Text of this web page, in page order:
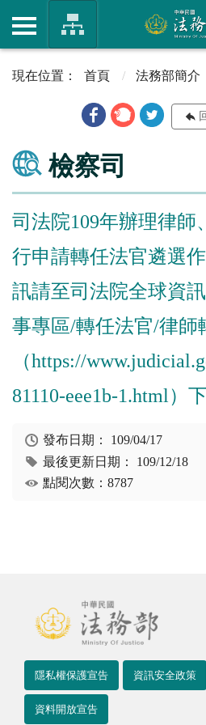
首頁 法務部簡介
檢察司
司法院109年辦理律師
行申請轉任法官遴選
訊請至司法院全球資
事專區/轉任法官/律師
（https://
81110-eee1b-1.html）
發布日期： 109/04/17
最後更新日期： 109/12/18
點閱次數：8787
隱私權保護宣告 資訊安全政策
資料開放宣告